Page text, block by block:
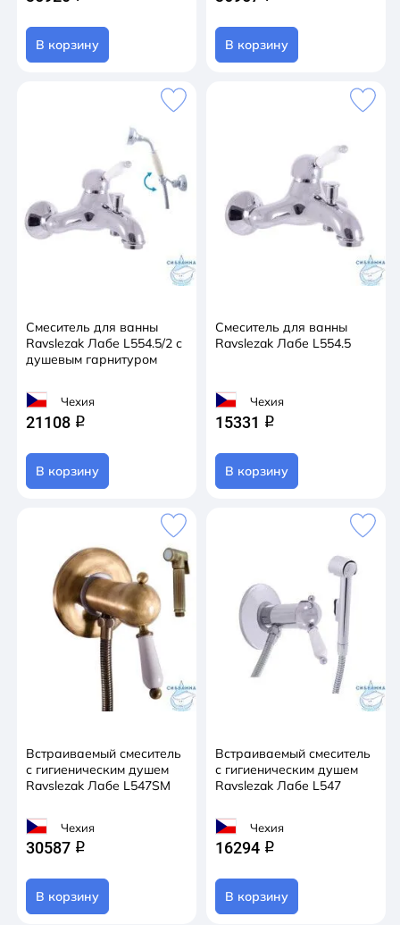
В корзину В корзину
Смеситель для ванны
Ravslezak Лабе L554.5/2 с
душевым гарнитуром
Чехия
21108 q
В корзину
Смеситель для ванны
Ravslezak Лабе L554.5
Чехия
15331 q
В корзину
Встраиваемый смеситель
с гигиеническим душем
Ravslezak Лабе L547SM
Чехия
30587 q
В корзину
Встраиваемый смеситель
с гигиеническим душем
Ravslezak Лабе L547
Чехия
16294 q
В корзину